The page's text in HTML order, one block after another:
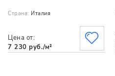
Страна: Италия
Цена от:
7 230 руб./м²